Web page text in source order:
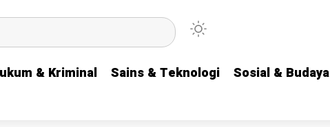
& Kriminal Sains & Teknologi
Sosial & Budaya
& Kriminal Sains & Teknologi
Sosial & Budaya